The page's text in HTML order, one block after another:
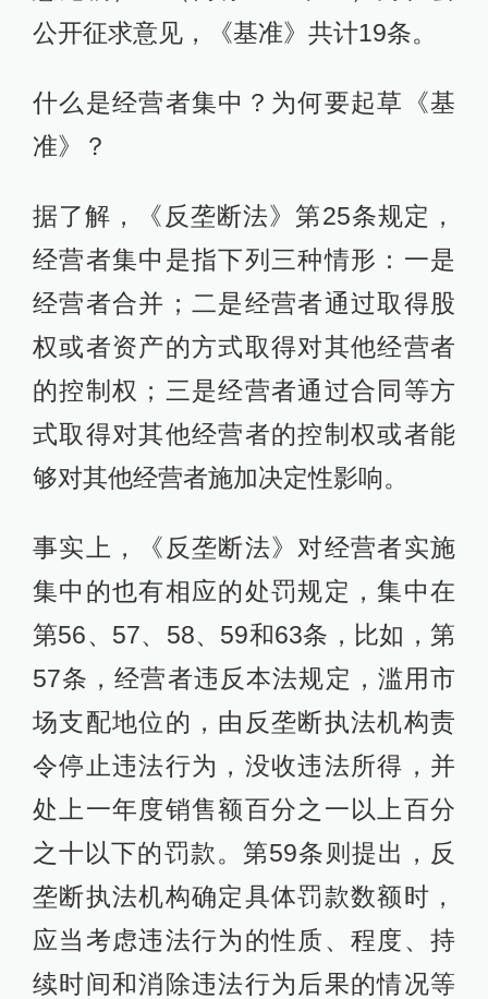
公开征求意见，《基准》共计19条。
什么是经营者集中？为何要起草《基
准》？
据了解，《反垄断法》第25条规定，
经营者集中是指下列三种情形：一是
经营者合并；二是经营者通过取得股
权或者资产的方式取得对其他经营者
的控制权；三是经营者通过合同等方
式取得对其他经营者的控制权或者能
够对其他经营者施加决定性影响。
事实上，《反垄断法》对经营者实施
集中的也有相应的处罚规定，集中在
第56、57、58、59和63条，比如，第
57条，经营者违反本法规定，滥用市
场支配地位的，由反垄断执法机构责
令停止违法行为，没收违法所得，并
处上一年度销售额百分之一以上百分
之十以下的罚款。第59条则提出，反
垄断执法机构确定具体罚款数额时，
应当考虑违法行为的性质、程度、持
续时间和消除违法行为后果的情况等